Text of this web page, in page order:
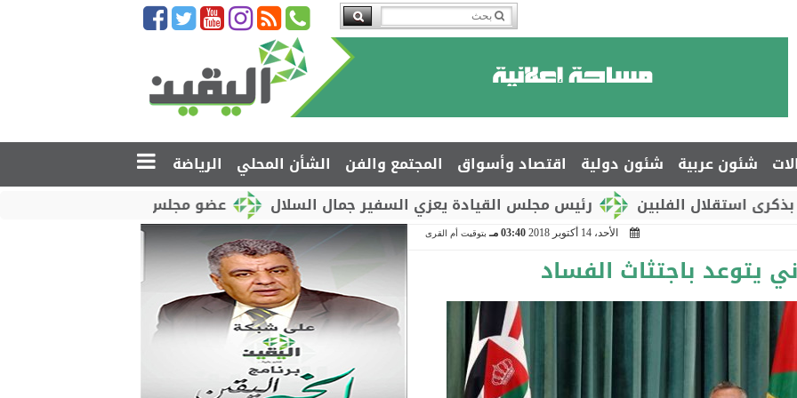
شئون عربية شئون دولية اقتصاد وأسواق المجتمع والفن الشأن المحلي
الرياضة
عضو مجلس القيادة محمود الصبيحي يدشّن
رئيس مجلس القيادة يعزي السفير جمال السلال الفلبين
الأحد، 14 أكتوبر 2018 03:40 مـ بتوقيت أم القرى
يتوعد باجتثاث الفساد